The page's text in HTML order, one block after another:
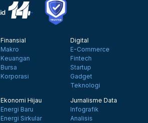
Finansial
Makro
Keuangan
Bursa
Korporasi
Digital
E-Commerce
Fintech
Startup
Gadget
Teknologi
Ekonomi Hijau
Energi Baru
Energi Sirkular
Jurnalisme Data
Infografik
Analisis